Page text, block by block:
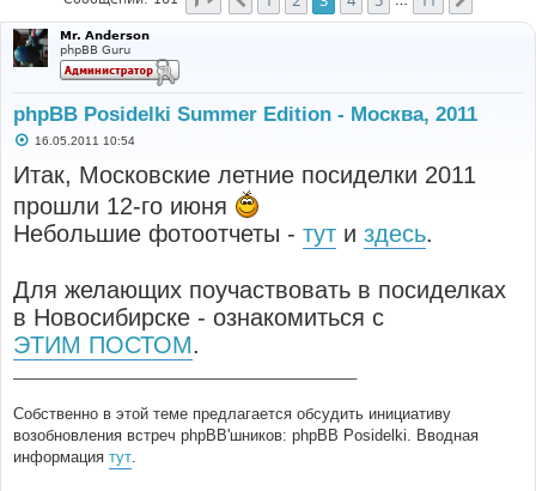
Mr. Anderson
phpBB Guru
phpBB Posidelki Summer Edition - Москва, 2011
С
б
е
и
16.05.2011 10:54
Итак, Московские летние посиделки 2011
прошли 12-го июня
Небольшие фотоотчеты - тут и здесь.
Для желающих поучаствовать в посиделках
в Новосибирске - ознакомиться с
ЭТИМ ПОСТОМ.
Собственно в этой теме предлагается обсудить инициативу
возобновления встреч phpBB'шников: phpBB Posidelki. Вводная
информация тут.